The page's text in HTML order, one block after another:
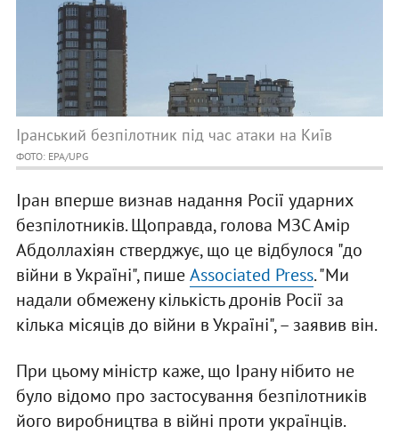
Іранський безпілотник під час атаки на Київ
ФОТО: EPA/UPG
Іран вперше визнав надання Росії ударних
безпілотників. Щоправда, голова МЗС Амір
Абдоллахіян стверджує, що це відбулося "до
війни в Україні", пишеAssociated Press. "Ми
надали обмежену кількість дронів Росії за
кілька місяців до війни в Україні", – заявив він.
При цьому міністр каже, що Ірану нібито не
було відомо про застосування безпілотників
його виробництва в війні проти українців.